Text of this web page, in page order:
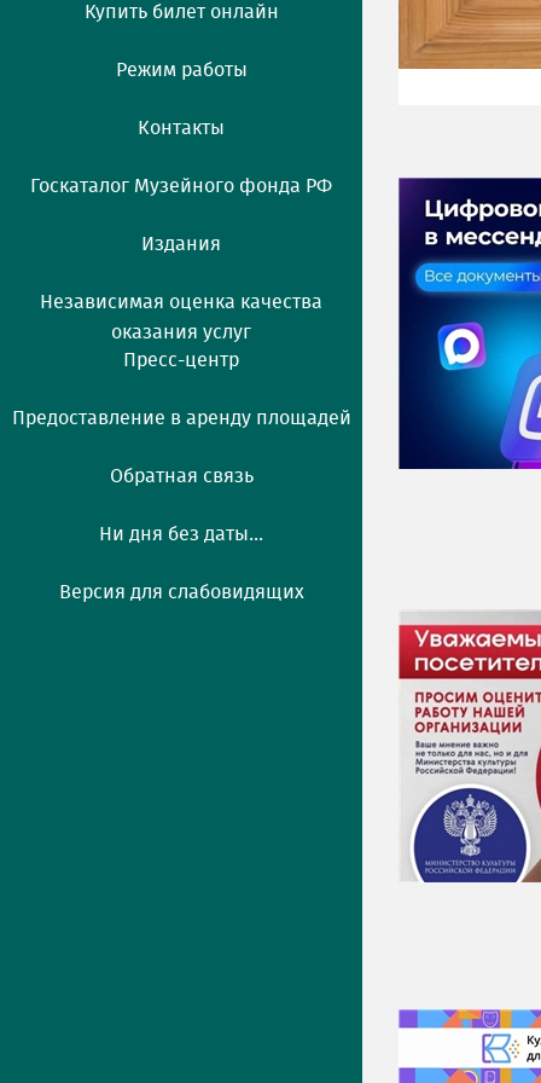
Купить билет онлайн
Режим работы
Контакты
Госкаталог Музейного фонда РФ
Издания
Независимая оценка качества
оказания услуг
Пресс-центр
Предоставление в аренду площадей
Обратная связь
Ни дня без даты...
Версия для слабовидящих